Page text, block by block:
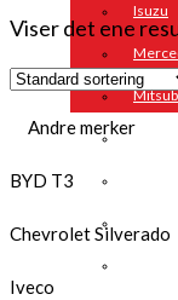
Isuzu
Viser det ene
Andre merker
BYD T3
Chevrolet Silverado
Iveco